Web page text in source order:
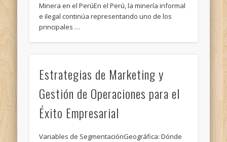
Minera en el PerúEn el Perú, la minería informal
e ilegal continúa representando uno de los
principales …
Estrategias de Marketing y
Gestión de Operaciones para el
Éxito Empresarial
Variables de SegmentaciónGeográfica: Dónde